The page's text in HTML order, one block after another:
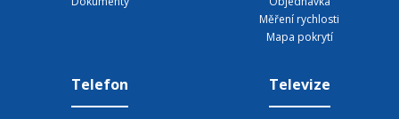
Měření rychlosti
Mapa pokrytí
Telefon Televize